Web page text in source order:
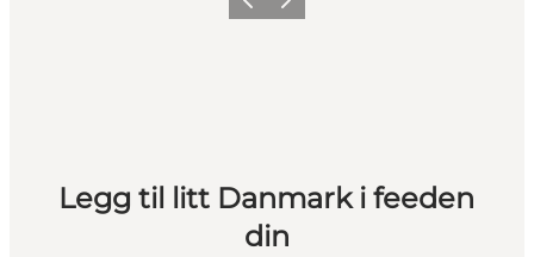
ForrigeNeste
Legg til litt Danmark i feeden
din